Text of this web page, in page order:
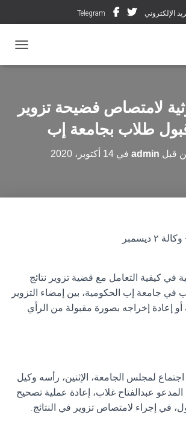
الإلكتروني Telegram
لامتصاص فضيحة تزوير
قبول طلاب بجامعة إب
قبل admin في14 أكتوبر، 2020
ديسمبر
في كيفية التعامل مع قضية تزوير نتائج
في جامعة إب الحكومية، بين إمضاء التزوير
إعادة إخراجه بصورة مقبولة من الرأي
لمجلس الجامعة، الإثنين، رأسه وكيل
عبدالفتاح غلاب، إعادة عملية تصحيح
في إجراء لامتصاص تزوير في النتائج.